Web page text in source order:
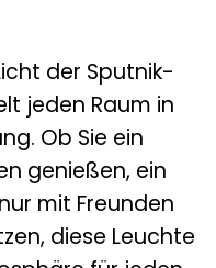
der Sputnik-
jeden Raum in
Ob Sie ein
genießen, ein
mit Freunden
diese Leuchte